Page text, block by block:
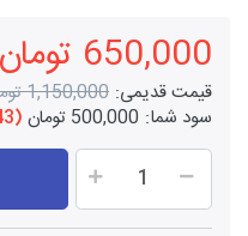
650,000 تومان
قیمت قدیمی: 1,150,000 تومان
سود شما: 500,000 تومان (43 %)